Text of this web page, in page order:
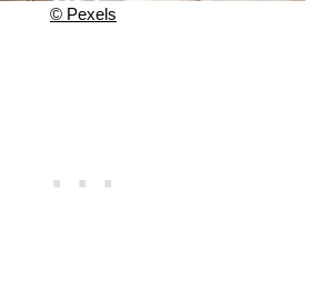
© Pexels